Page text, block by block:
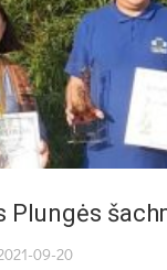
Plungės
09-20